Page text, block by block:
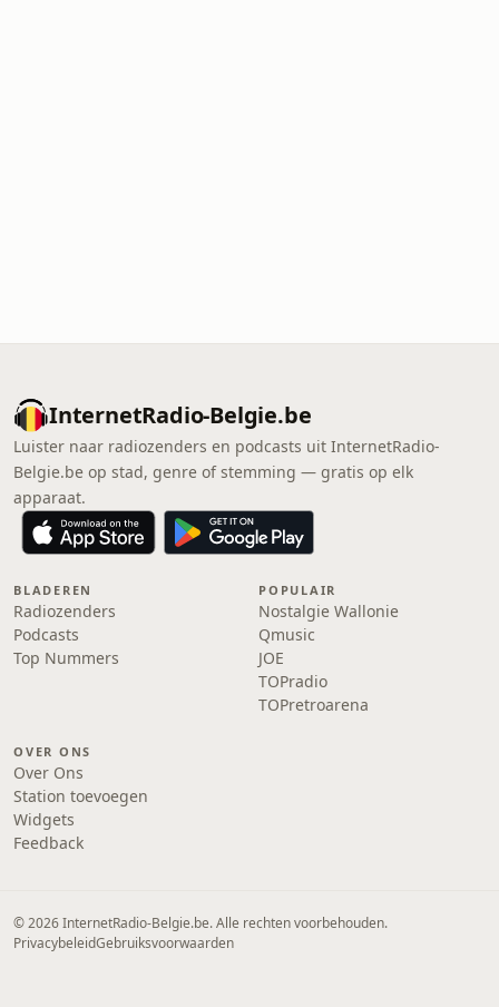
InternetRadio-Belgie.be
Luister naar radiozenders en podcasts uit InternetRadio-
Belgie.be op stad, genre of stemming — gratis op elk
apparaat.
BLADEREN
Radiozenders
Podcasts
Top Nummers
POPULAIR
Nostalgie Wallonie
Qmusic
JOE
TOPradio
TOPretroarena
OVER ONS
Over Ons
Station toevoegen
Widgets
Feedback
© 2026 InternetRadio-Belgie.be. Alle rechten voorbehouden.
PrivacybeleidGebruiksvoorwaarden